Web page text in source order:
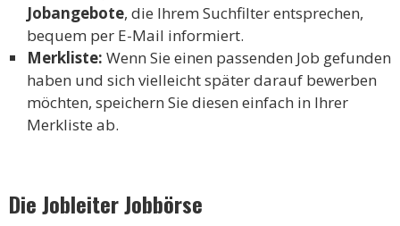
Jobangebote, die Ihrem Suchfilter entsprechen,
bequem per E-Mail informiert.
Merkliste: Wenn Sie einen passenden Job gefunden
haben und sich vielleicht später darauf bewerben
möchten, speichern Sie diesen einfach in Ihrer
Merkliste ab.
Die Jobleiter Jobbörse